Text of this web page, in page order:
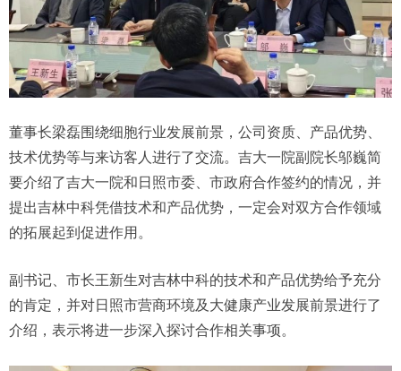
董事长梁磊围绕细胞行业发展前景，公司资质、产品优势、
技术优势等与来访客人进行了交流。吉大一院副院长邬巍简
要介绍了吉大一院和日照市委、市政府合作签约的情况，并
提出吉林中科凭借技术和产品优势，一定会对双方合作领域
的拓展起到促进作用。
副书记、市长王新生对吉林中科的技术和产品优势给予充分
的肯定，并对日照市营商环境及大健康产业发展前景进行了
介绍，表示将进一步深入探讨合作相关事项。